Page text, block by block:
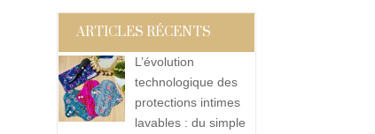
ARTICLES RÉCENTS
L’évolution
technologique des
protections intimes
lavables : du simple